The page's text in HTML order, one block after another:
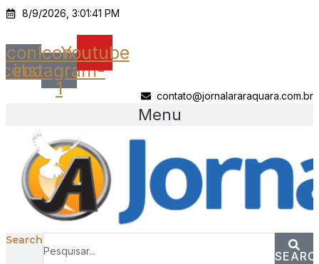
Ir
o
conteúdo
8/9/2026, 3:01:41 PM
Icon-Icon-
instagram-
1
Youtube
contato@jornalararaquara.com.br
Menu
Search